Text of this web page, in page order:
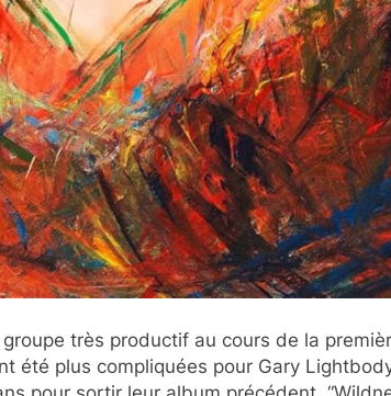
très productif au cours de la
été plus compliquées pour Gary